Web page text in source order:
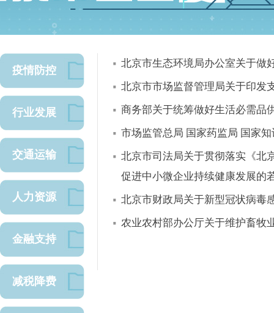
疫情防控
行业发展
交通运输
人力资源
金融支持
减税降费
北京市生态环境局办公室关于做
北京市市场监督管理局关于印发
商务部关于统筹做好生活必需品
市场监管总局 国家药监局 国家
北京市司法局关于贯彻落实《北
促进中小微企业持续健康发展的
北京市财政局关于新型冠状病毒
农业农村部办公厅关于维护畜牧